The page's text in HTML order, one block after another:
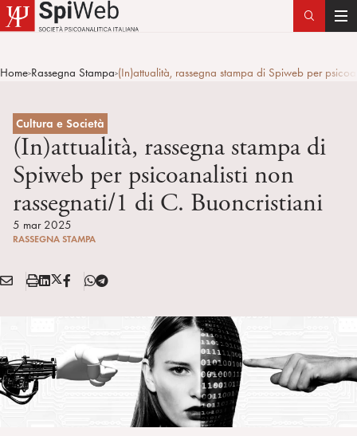
T
g
Home>Rassegna Stampa>(In)attualità, rassegna stampa di Spiweb per
Cultura e Società
(In)attualità, rassegna stampa di
Spiweb per psicoanalisti non
rassegnati/1 di C. Buoncristiani
5 mar 2025
RASSEGNA STAMPA
Condividi:
E
L
S
p
a
L
n
e
d
X
T
i
t
F
T
g
r